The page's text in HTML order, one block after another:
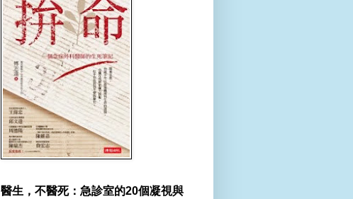
醫生，不醫死：急診室的20個凝視與